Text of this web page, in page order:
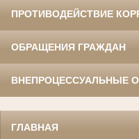
ПРОТИВОДЕЙСТВИЕ
ОБРАЩЕНИЯ ГРАЖДАН
ВНЕПРОЦЕССУАЛЬНЫЕ
ГЛАВНАЯ